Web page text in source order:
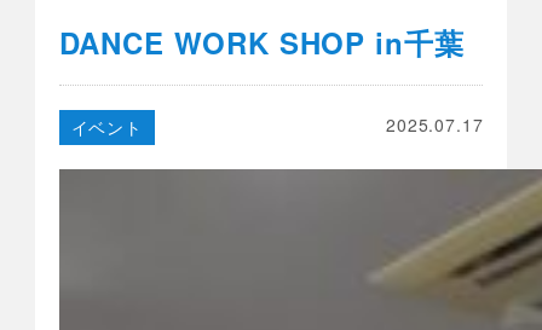
DANCE WORK SHOP in千葉
2025.07.17
イベント